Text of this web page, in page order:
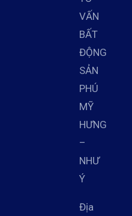
VẤN
BẤT
ĐỘNG
SẢN
PHÚ
MỸ
HƯNG
–
NHƯ
Ý
Địa